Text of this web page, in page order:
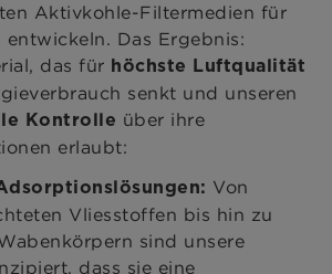
Aktivkohle-Filtermedien für
Das Ergebnis:
das für höchste Luftqualität
senkt und unseren
Kontrolle über ihre
erlaubt:
Von
Vliesstoffen bis hin zu
sind unsere
dass sie eine